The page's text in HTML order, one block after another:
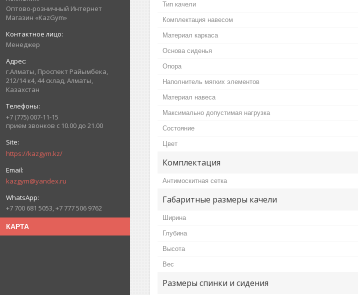
Оптово-розничный Интернет
Магазин «KazGym»
Менеджер
г.Алматы, Проспект Райымбека,
212/14 к4, 44 склад, Алматы,
Казахстан
+7 (775) 007-11-15
прием звонков с 10.00 до 21.00
https://kazgym.kz/
kazgym@yandex.ru
+7 700 681 5053, +7 777 506 9762
КАРТА
Тип качели
Комплектация навесом
Материал каркаса
Основа сиденья
Опора
Наполнитель мягких элементов
Материал навеса
Максимально допустимая нагрузка
Состояние
Цвет
Комплектация
Антимоскитная сетка
Габаритные размеры качели
Ширина
Глубина
Высота
Вес
Размеры спинки и сидения